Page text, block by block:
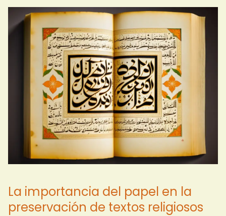
La importancia del papel en la
preservación de textos religiosos